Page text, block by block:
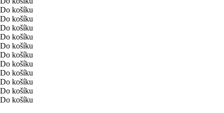
Do košíku
Do košíku
Do košíku
Do košíku
Do košíku
Do košíku
Do košíku
Do košíku
Do košíku
Do košíku
Do košíku